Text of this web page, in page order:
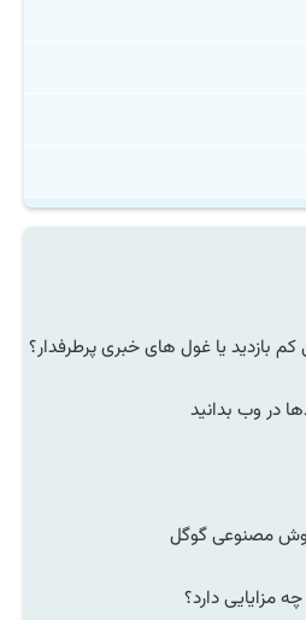
بازدید یا غول های خبری پرطرفدار؟
در وب بدانید
مصنوعی گوگل